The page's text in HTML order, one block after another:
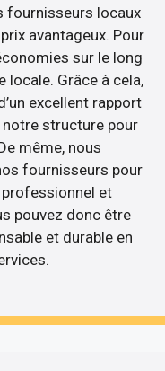
fournisseurs locaux
avantageux. Pour
sur le long
locale. Grâce à cela,
excellent rapport
structure pour
même, nous
fournisseurs pour
et
pouvez donc être
et durable en